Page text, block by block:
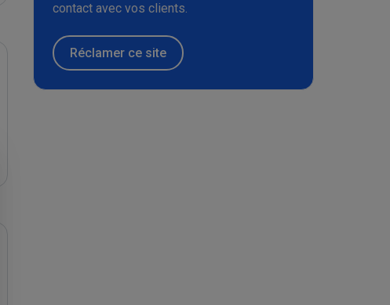
contact avec vos clients.
Réclamer ce site